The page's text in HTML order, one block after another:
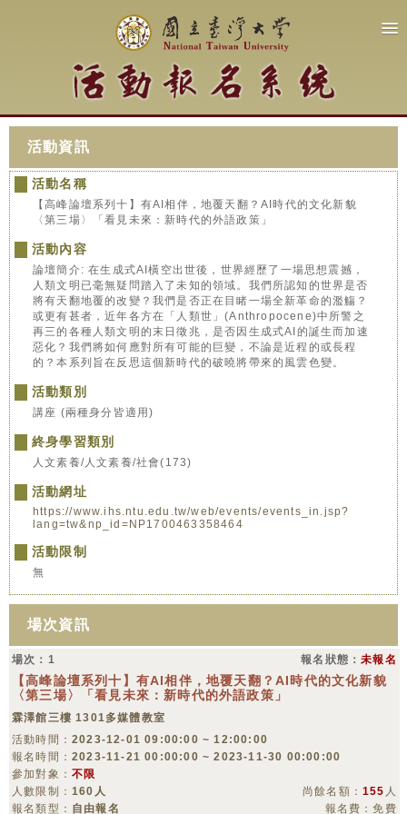
活動資訊
活動名稱
【高峰論壇系列十】有AI相伴，地覆天翻？AI時代的文化新貌
〈第三場〉「看見未來：新時代的外語政策」
活動內容
論壇簡介: 在生成式AI橫空出世後，世界經歷了一場思想震撼，
人類文明已毫無疑問踏入了未知的領域。我們所認知的世界是否
將有天翻地覆的改變？我們是否正在目睹一場全新革命的濫觴？
或更有甚者，近年各方在「人類世」(Anthropocene)中所警之
再三的各種人類文明的末日徵兆，是否因生成式AI的誕生而加速
惡化？我們將如何應對所有可能的巨變，不論是近程的或長程
的？本系列旨在反思這個新時代的破曉將帶來的風雲色變。
活動類別
講座 (兩種身分皆適用)
終身學習類別
人文素養/人文素養/社會(173)
活動網址
https://www.ihs.ntu.edu.tw/web/events/events_in.jsp?
lang=tw&np_id=NP1700463358464
活動限制
無
場次資訊
場次：1 報名狀態：未報名
【高峰論壇系列十】有AI相伴，地覆天翻？AI時代的文化新貌
〈第三場〉「看見未來：新時代的外語政策」
霖澤館三樓 1301多媒體教室
活動時間： 2023-12-01 09:00:00 ~ 12:00:00
報名時間： 2023-11-21 00:00:00 ~ 2023-11-30 00:00:00
參加對象： 不限
人數限制： 160人 尚餘名額： 155 人
報名類型： 自由報名 報名費：免費